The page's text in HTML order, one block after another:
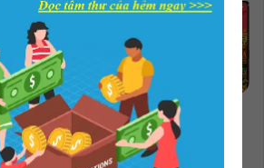
sinh
bản
Mách bạn cách làm kẹo kéo
dẻo thơm, ngọt bùi, ai cũng
thích mê